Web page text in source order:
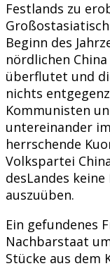
Festlands zu
Beginn des
nördlichen
überflutet und
nichts
Kommunisten
untereinander
herrschende
Volkspartei
desLandes
auszuüben.
Ein gefundenes
Nachbarstaat
Stücke aus dem